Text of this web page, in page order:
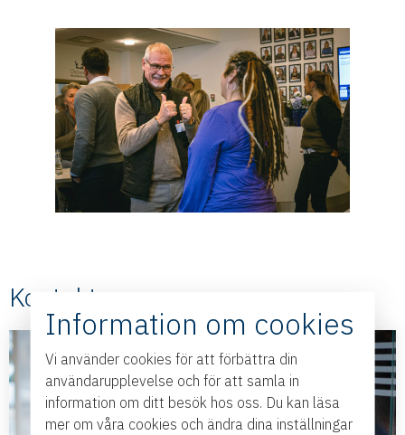
Kontakt
Information om cookies
Vi använder cookies för att förbättra din
användarupplevelse och för att samla in
information om ditt besök hos oss. Du kan läsa
mer om våra cookies och ändra dina inställningar